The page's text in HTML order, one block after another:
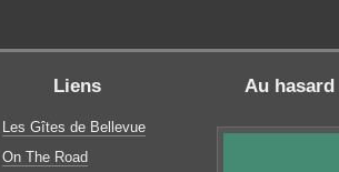
Liens
Les Gîtes de Bellevue
On The Road
Au hasard